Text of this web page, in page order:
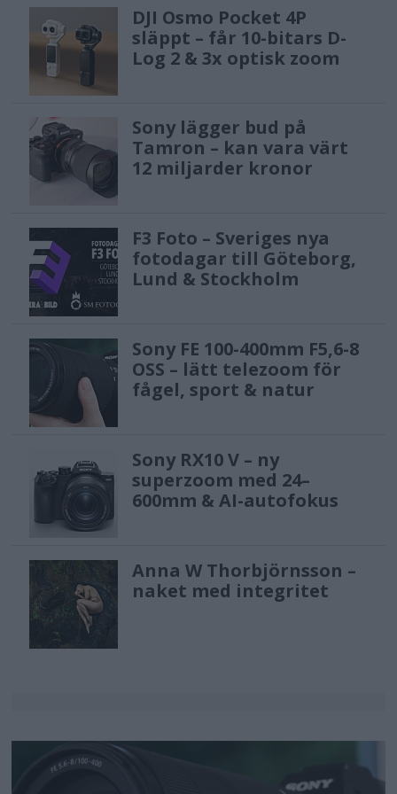
DJI Osmo Pocket 4P
släppt – får 10-bitars D-
Log 2 & 3x optisk zoom
Sony lägger bud på
Tamron – kan vara värt
12 miljarder kronor
F3 Foto – Sveriges nya
fotodagar till Göteborg,
Lund & Stockholm
Sony FE 100-400mm F5,6-8
OSS – lätt telezoom för
fågel, sport & natur
Sony RX10 V – ny
superzoom med 24–
600mm & AI-autofokus
Anna W Thorbjörnsson –
naket med integritet